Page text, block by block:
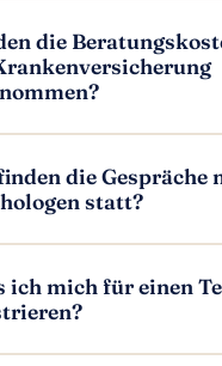
die
an; daher
nicht von den
die Gespräche
statt?
Nachdem Sie Ihren
haben, erhalten Sie
ich mich für einen